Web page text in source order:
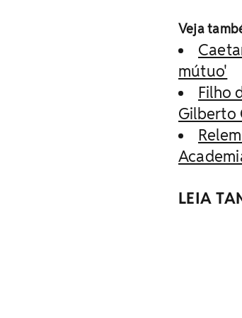
Veja
mútuo'
Filho
Gilberto
LEIA